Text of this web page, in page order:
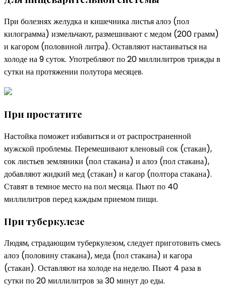
При болезнях желудка и кишечника листья алоэ (пол
килограмма) измельчают, размешивают с медом (200 грамм)
и кагором (половиной литра). Оставляют настаиваться на
холоде на 9 суток. Употребляют по 20 миллилитров трижды в
сутки на протяжении полутора месяцев.
При простатите
Настойка поможет избавиться и от распространенной
мужской проблемы. Перемешивают кленовый сок (стакан),
сок листьев земляники (пол стакана) и алоэ (пол стакана),
добавляют жидкий мед (стакан) и кагор (полтора стакана).
Ставят в темное место на пол месяца. Пьют по 40
миллилитров перед каждым приемом пищи.
При туберкулезе
Людям, страдающим туберкулезом, следует приготовить смесь
алоэ (половину стакана), меда (пол стакана) и кагора
(стакан). Оставляют на холоде на неделю. Пьют 4 раза в
сутки по 20 миллилитров за 30 минут до еды.